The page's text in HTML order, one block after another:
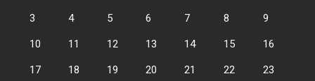
3 4 5 6 7 8 9
10 11 12 13 14 15 16
17 18 19 20 21 22 23